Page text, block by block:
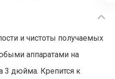
и чистоты получаемых
аппаратами на
3 дюйма. Крепится к